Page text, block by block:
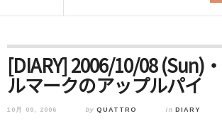
[DIARY] 2006/10/08 (Sun)
ルマークのアップルパイ
10月 09, 2006 by QUATTRO in DIARY